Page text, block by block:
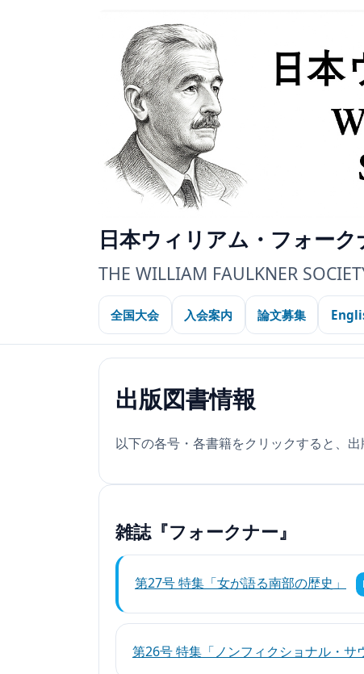
日本ウィリアム・フォー
THE WILLIAM FAULKNER
全国大会 入会案内 論文募集
出版図書情報
以下の各号・各書籍をクリックすると、出
雑誌『フォークナー』
第27号 特集「女が語る南部の歴史」
第26号 特集「ノンフィクショナル・サ